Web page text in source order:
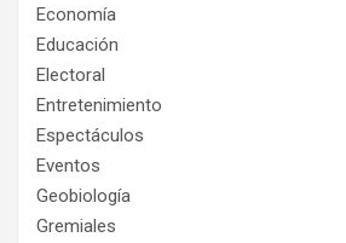
Economía
Educación
Electoral
Entretenimiento
Espectáculos
Eventos
Geobiología
Gremiales